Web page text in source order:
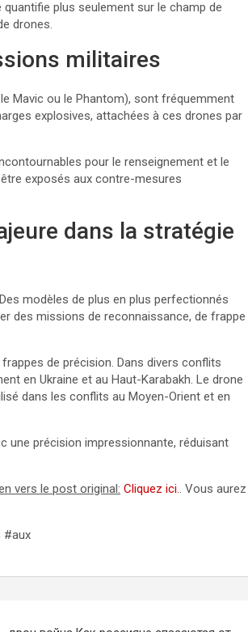
plus seulement sur le champ de
drones.
militaires
Mavic ou le Phantom), sont fréquemment
explosives, attachées à ces drones par
pour le renseignement et le
exposés aux contre-mesures
dans la stratégie
modèles de plus en plus perfectionnés
des missions de reconnaissance, de frappe
de précision. Dans divers conflits
en Ukraine et au Haut-Karabakh. Le drone
dans les conflits au Moyen-Orient et en
une précision impressionnante, réduisant
vers le post original: Cliquez ici.. Vous aurez
#aux